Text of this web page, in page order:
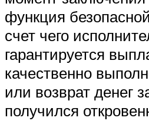
функция
счет чего
гарантируется
качественно
или возврат денег
получился